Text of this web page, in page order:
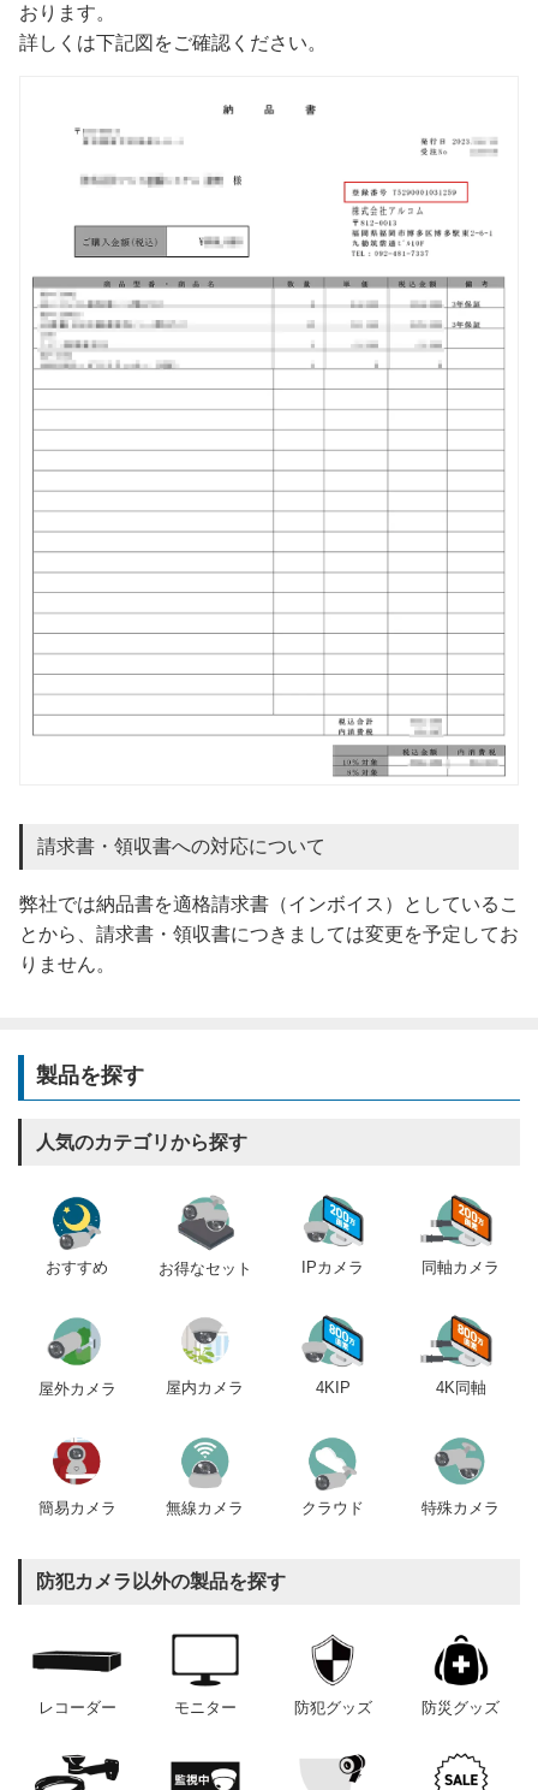
おります。
詳しくは下記図をご確認ください。
請求書・領収書への対応について
弊社では納品書を適格請求書（インボイス）としているこ
とから、請求書・領収書につきましては変更を予定してお
りません。
製品を探す
人気のカテゴリから探す
おすすめ お得なセット IPカメラ 同軸カメラ
屋外カメラ 屋内カメラ 4KIP 4K同軸
簡易カメラ 無線カメラ クラウド 特殊カメラ
防犯カメラ以外の製品を探す
レコーダー モニター 防犯グッズ 防災グッズ